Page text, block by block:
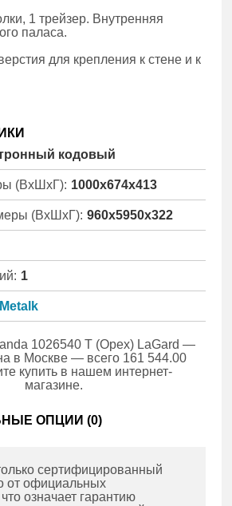
1 трейзер. Внутренняя
паласа.
для крепления к стене и к
кодовый
(ВхШхГ): 1000x674x413
(ВхШхГ): 960x5950x322
1
Metalk
1026540 T (Орех) LaGard —
в Москве — всего 161 544.00
купить в нашем интернет-
магазине.
ОПЦИИ (0)
сертифицированный
от официальных
означает гарантию